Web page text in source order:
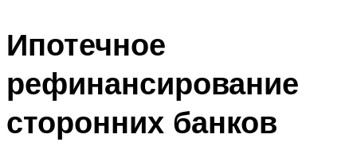
Ипотечное
рефинансирование
сторонних банков